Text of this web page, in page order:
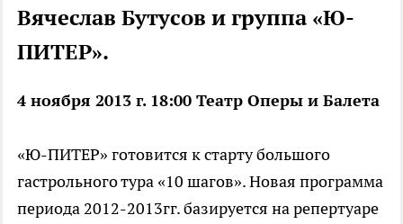
Вячеслав Бутусов и группа «Ю-
ПИТЕР».
4 ноября 2013 г. 18:00 Театр Оперы и Балета
«Ю-ПИТЕР» готовится к старту большого
гастрольного тура «10 шагов». Новая программа
периода 2012-2013гг. базируется на репертуаре